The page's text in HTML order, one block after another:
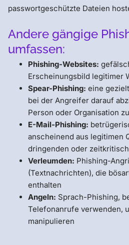
passwortgeschützte Dateien
Andere gängige
umfassen:
Phishing-Websites:
Erscheinungsbild legitimer
Spear-Phishing: eine
bei der Angreifer darauf
Person oder Organisation
E-Mail-Phishing:
anscheinend aus legitimen
dringenden oder
Verleumden: Phishing-
(Textnachrichten), die
enthalten
Angeln: Sprach-Phishing,
Telefonanrufe verwenden,
manipulieren